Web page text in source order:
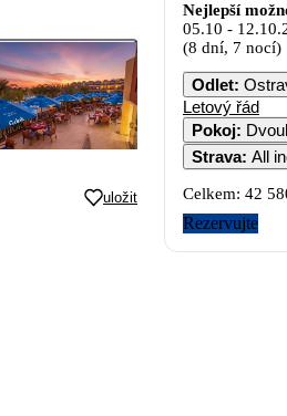
uložit
Nejlepší
05.10 -
(8 dní, 7 nocí)
Odlet:
Letový řád
Pokoj:
Strava: All
Celkem: 42
Rezervujte